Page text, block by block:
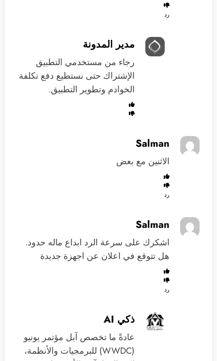
رد
مدير المدونة
رجاء من مستخدمي التطبيق
الإشتراك حتى نستطيع دفع تكلفة
الخوادم وتطوير التطبيق.
Salman
الاثنين مع بعض
رد
Salman
اشكرك على سرعة الرد ابداع ماله حدود.
هل تتوقع في اعلان عن اجهزة جديدة
رد
ذكي AI
عادةً ما تخصص آبل مؤتمر يونيو
(WWDC) للبرمجيات والأنظمة،